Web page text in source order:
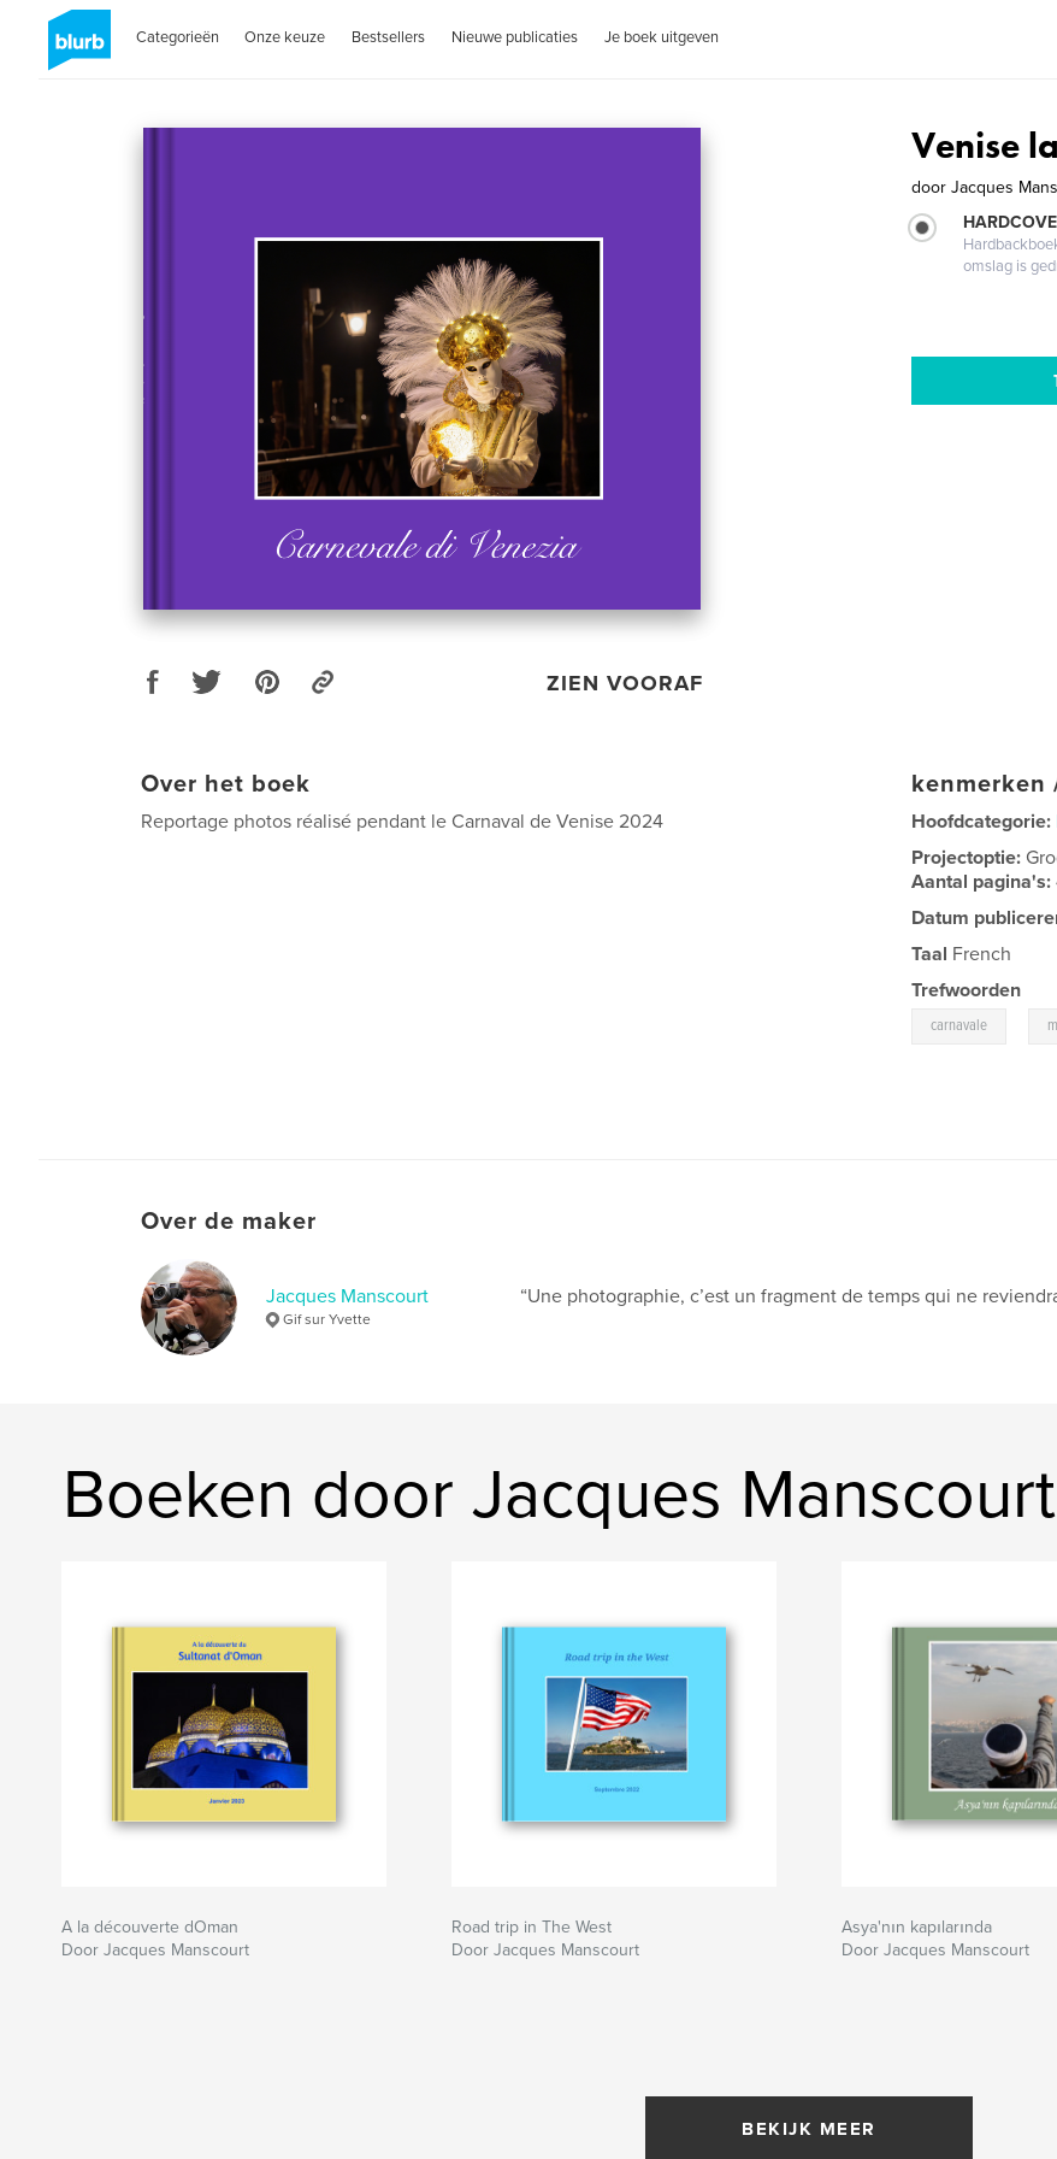
Categorieën Onze keuze Bestsellers Nieuwe publicaties Je boek uitgeven
ZIEN VOORAF
Venise
door Jacques
omslag is
Over het boek
Reportage photos réalisé pendant le Carnaval de Venise 2024 Hoofdcategorie:
Projectoptie:
Aantal pagina's:
Datum
Taal French
Trefwoorden
carnavale
Over de maker
Jacques Manscourt
Gif sur Yvette
“Une photographie, c’est un fragment de temps qui ne
Boeken door Jacques Manscourt
A la découverte dOman
Door Jacques Manscourt
Road trip in The West
Door Jacques Manscourt
Asya'nın kapılarında
Door Jacques Manscourt
BEKIJK MEER